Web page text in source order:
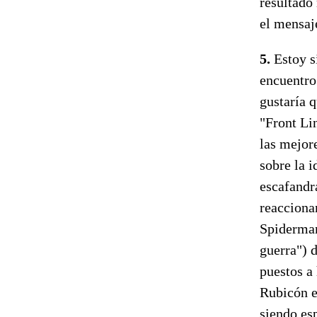
el
5. Estoy
gustaría
"Front
las
sobre la
guerra")
puestos
Rubicón
siendo